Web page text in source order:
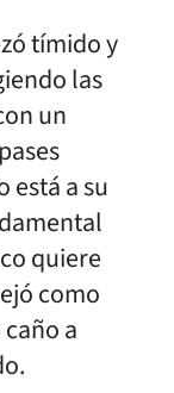
tímido y
las
un
está a su
quiere
como
a